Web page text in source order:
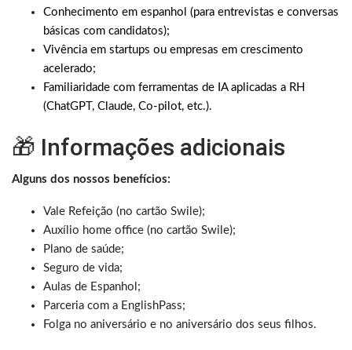
Conhecimento em espanhol (para entrevistas e conversas
básicas com candidatos);
Vivência em startups ou empresas em crescimento
acelerado;
Familiaridade com ferramentas de IA aplicadas a RH
(ChatGPT, Claude, Co-pilot, etc.).
🎁 Informações adicionais
Alguns dos nossos benefícios:
Vale Refeição (no cartão Swile);
Auxílio home office (no cartão Swile);
Plano de saúde;
Seguro de vida;
Aulas de Espanhol;
Parceria com a EnglishPass;
Folga no aniversário e no aniversário dos seus filhos.